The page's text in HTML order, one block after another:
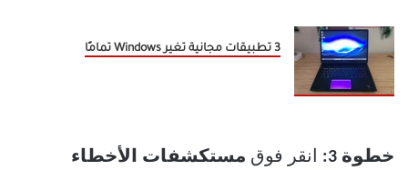
3 تطبيقات مجانية تغير Windows تمامًا
خطوة 3: انقر فوق مستكشفات الأخطاء